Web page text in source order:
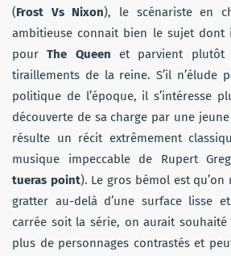
(Frost Vs Nixon), le scénariste en
ambitieuse connait bien le sujet dont
pourThe Queen et parvient
tiraillements de la reine. S’il n’élude
politique de l’époque, il s’intéresse
découverte de sa charge par une
résulte un récit extrêmement
musique impeccable de Rupert
tueras point). Le gros bémol est qu’on
gratter au-delà d’une surface lisse
carrée soit la série, on aurait
plus de personnages contrastés et